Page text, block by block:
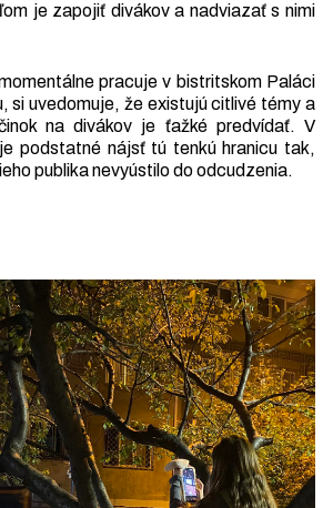
je zapojiť divákov a nadviazať s nimi
pracuje v bistritskom Paláci
si uvedomuje, že existujú citlivé témy a
na divákov je ťažké predvídať. V
podstatné nájsť tú tenkú hranicu tak,
publika nevyústilo do odcudzenia.